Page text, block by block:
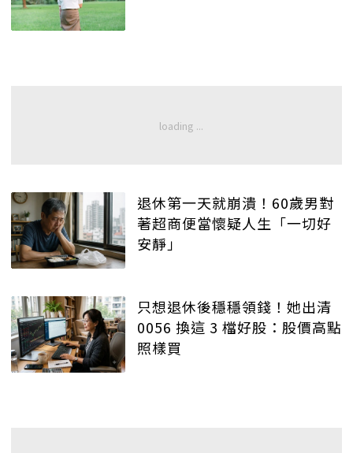
退休第一天就崩潰！60歲男對
著超商便當懷疑人生「一切好
安靜」
只想退休後穩穩領錢！她出清
0056 換這 3 檔好股：股價高點
照樣買